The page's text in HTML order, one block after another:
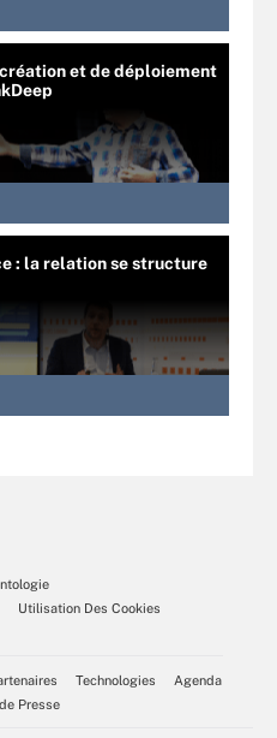
et de déploiement
: la relation se structure
Utilisation Des Cookies
Technologies
Agenda
Presse